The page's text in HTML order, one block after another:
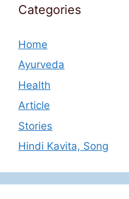
Categories
Home
Ayurveda
Health
Article
Stories
Hindi Kavita, Song